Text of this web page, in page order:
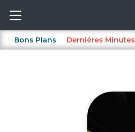
Bons Plans Dernières Minutes